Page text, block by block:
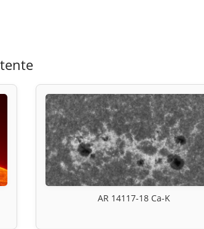
AR 14117-18 Ca-K